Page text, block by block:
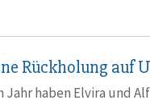
Rückholung auf
haben Elvira und